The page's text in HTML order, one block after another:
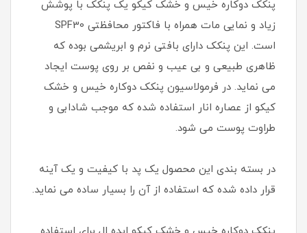
پنکک دوکاره خیس و خشک کیکو یک پنکک با پوشش
زیاد و نمایی مات همراه با فاکتور محافظتی SPF30
است. این پنکک دارای بافتی نرم و ابریشمی بوده که
ظاهری طبیعی و بی عیب و نفص بر روی پوست ایجاد
می نماید. در فرمولاسیون پنکک دوکاره خیس و خشک
کیکو از عصاره انار استفاده شده که موجب شادابی و
طراوت پوست می شود.
در بسته بندی این محصول یک پد با کیفیت و یک آینه
قرار داده شده که استفاده از آن را بسیار ساده می نماید.